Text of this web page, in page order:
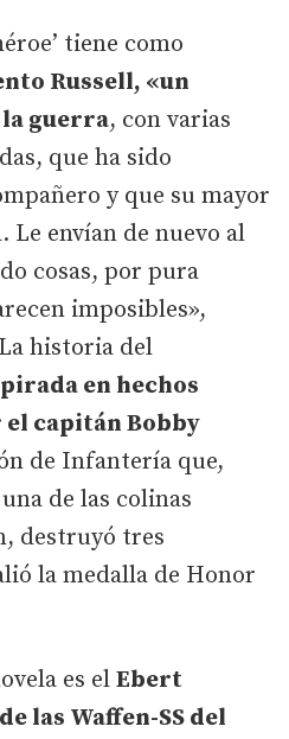
tiene como
Russell, «un
guerra, con varias
que ha sido
y que su mayor
Le envían de nuevo al
cosas, por pura
imposibles»,
historia del
en hechos
capitán Bobby
de Infantería que,
de las colinas
destruyó tres
la medalla de Honor
es el Ebert
las Waffen-SS del